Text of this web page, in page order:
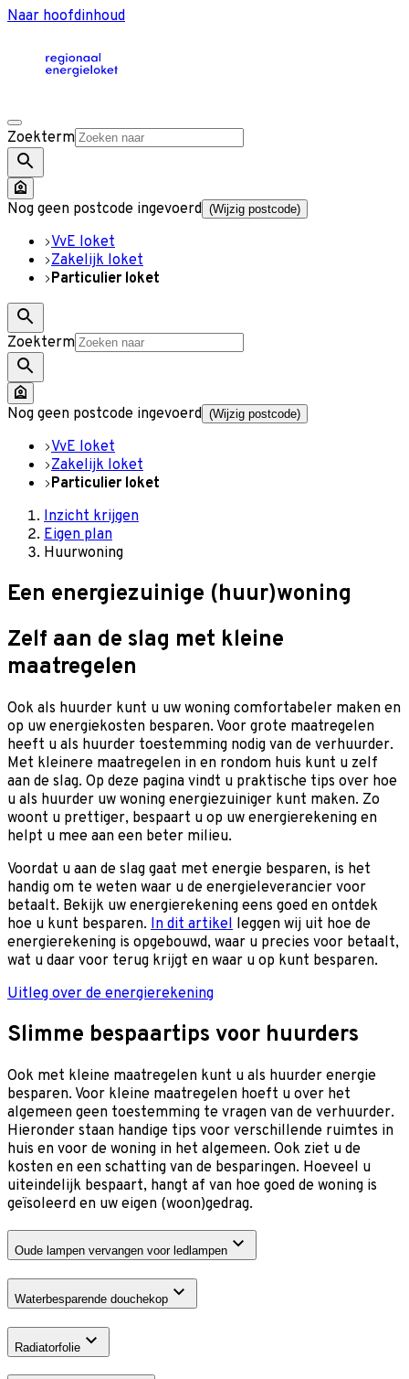
Naar hoofdinhoud
Zoekterm
Nog geen postcode ingevoerd (Wijzig postcode)
VvE loket
Zakelijk loket
Particulier loket
Zoekterm
Nog geen postcode ingevoerd (Wijzig postcode)
VvE loket
Zakelijk loket
Particulier loket
Inzicht krijgen
Eigen plan
Huurwoning
Een energiezuinige (huur)woning
Zelf aan de slag met kleine
maatregelen
Ook als huurder kunt u uw woning comfortabeler maken en
op uw energiekosten besparen. Voor grote maatregelen
heeft u als huurder toestemming nodig van de verhuurder.
Met kleinere maatregelen in en rondom huis kunt u zelf
aan de slag. Op deze pagina vindt u praktische tips over hoe
u als huurder uw woning energiezuiniger kunt maken. Zo
woont u prettiger, bespaart u op uw energierekening en
helpt u mee aan een beter milieu.
Voordat u aan de slag gaat met energie besparen, is het
handig om te weten waar u de energieleverancier voor
betaalt. Bekijk uw energierekening eens goed en ontdek
hoe u kunt besparen. In dit artikel leggen wij uit hoe de
energierekening is opgebouwd, waar u precies voor betaalt,
wat u daar voor terug krijgt en waar u op kunt besparen.
Uitleg over de energierekening
Slimme bespaartips voor huurders
Ook met kleine maatregelen kunt u als huurder energie
besparen. Voor kleine maatregelen hoeft u over het
algemeen geen toestemming te vragen van de verhuurder.
Hieronder staan handige tips voor verschillende ruimtes in
huis en voor de woning in het algemeen. Ook ziet u de
kosten en een schatting van de besparingen. Hoeveel u
uiteindelijk bespaart, hangt af van hoe goed de woning is
geïsoleerd en uw eigen (woon)gedrag.
Oude lampen vervangen voor ledlampen
Waterbesparende douchekop
Radiatorfolie